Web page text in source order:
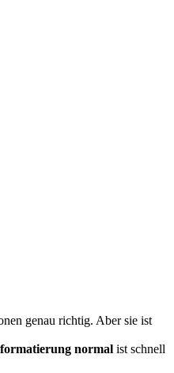
genau richtig. Aber sie ist
normal ist schnell